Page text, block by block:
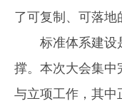
了可复制、可落地
标准体系建设
撑。本次大会集中
与立项工作，其中